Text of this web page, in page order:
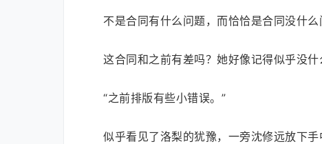
不是合同有什么问题，而恰恰是合同没什么
这合同和之前有差吗？她好像记得似乎没
“之前排版有些小错误。”
似乎看见了洛梨的犹豫，一旁沈修远放下手